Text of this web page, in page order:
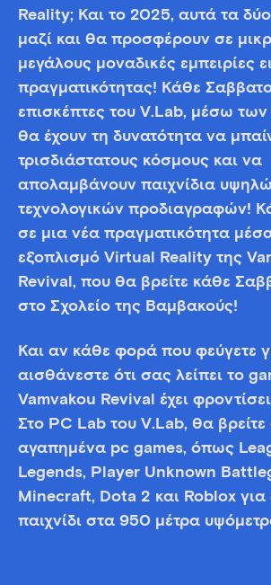
Reality; Και το 2025, αυτά τα
μαζί και θα προσφέρουν σε
μεγάλους μοναδικές εμπειρίες
πραγματικότητας! Κάθε
επισκέπτες του V.Lab, μέσω
θα έχουν τη δυνατότητα να
τρισδιάστατους κόσμους και να
απολαμβάνουν παιχνίδια
τεχνολογικών προδιαγραφών!
σε μια νέα πραγματικότητα
εξοπλισμό Virtual Reality της
Revival, που θα βρείτε κάθε
στο Σχολείο της Βαμβακούς!
Και αν κάθε φορά που φεύγετε
αισθάνεστε ότι σας λείπει το
Vamvakou Revival έχει
Στο PC Lab του V.Lab, θα
αγαπημένα pc games, όπως
Legends, Player Unknown
Minecraft, Dota 2 και Roblox για
παιχνίδι στα 950 μέτρα